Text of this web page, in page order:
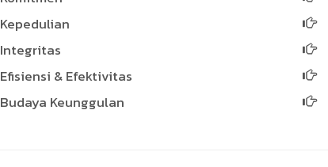
Kepedulian
Integritas
Efisiensi & Efektivitas
Budaya Keunggulan